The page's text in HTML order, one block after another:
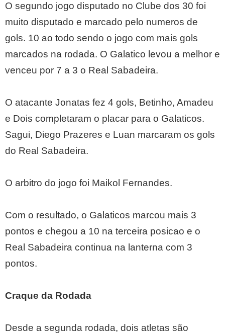
O segundo jogo disputado no Clube dos 30 foi
muito disputado e marcado pelo numeros de
gols. 10 ao todo sendo o jogo com mais gols
marcados na rodada. O Galatico levou a melhor e
venceu por 7 a 3 o Real Sabadeira.
O atacante Jonatas fez 4 gols, Betinho, Amadeu
e Dois completaram o placar para o Galaticos.
Sagui, Diego Prazeres e Luan marcaram os gols
do Real Sabadeira.
O arbitro do jogo foi Maikol Fernandes.
Com o resultado, o Galaticos marcou mais 3
pontos e chegou a 10 na terceira posicao e o
Real Sabadeira continua na lanterna com 3
pontos.
Craque da Rodada
Desde a segunda rodada, dois atletas são